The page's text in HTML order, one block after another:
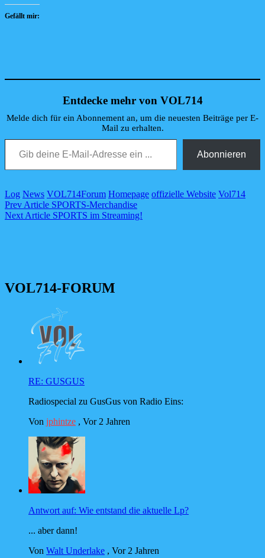
Gefällt mir:
Entdecke mehr von VOL714
Melde dich für ein Abonnement an, um die neuesten Beiträge per E-
Mail zu erhalten.
Gib deine E-Mail-Adresse ein ...
Abonnieren
Categories
Log News VOL714Tags,
Forum Homepage offizielle Website Vol714
Beitragsnavigation
Previous
Post
Prev Article SPORTS-Merchandise
Next
Next Article SPORTS im Streaming!
VOL714-FORUM
RE: GUSGUS
Radiospecial zu GusGus von Radio Eins:
Von jphintze , Vor 2 Jahren
Antwort auf: Wie entstand die aktuelle Lp?
... aber dann!
Von Walt Underlake , Vor 2 Jahren